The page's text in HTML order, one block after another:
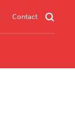
Contact